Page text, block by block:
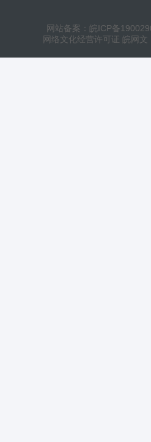
网站备案：皖ICP备
网络文化经营许可证 皖网